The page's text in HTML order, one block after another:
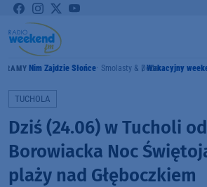
GRAMY Nim Zajdzie Słońce Smolasty & DodaWakacyjny
TUCHOLA
Dziś (24.06) w Tucholi
Borowiacka Noc
plaży nad Głęboczkiem